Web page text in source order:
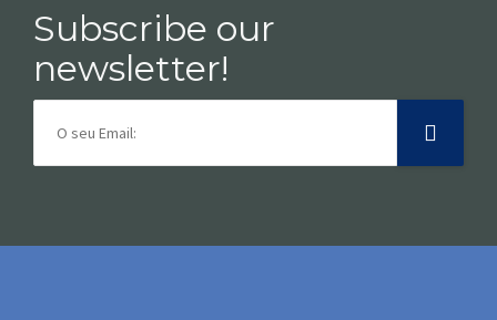
Subscribe our
newsletter!